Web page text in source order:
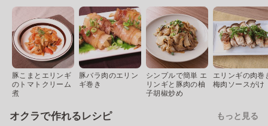
豚こまとエリンギ
のトマトクリーム
煮
豚バラ肉のエリン
ギ巻き
シンプルで簡単 エ
リンギと豚肉の柚
子胡椒炒め
エリンギの肉巻
梅肉ソースがけ
オクラで作れるレシピ もっと見る